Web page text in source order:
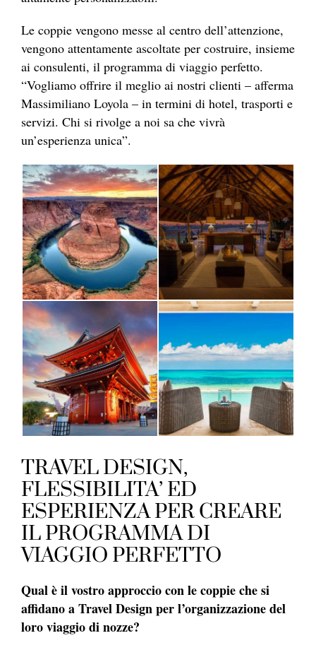
Le coppie vengono messe al centro dell’attenzione,
vengono attentamente ascoltate per costruire, insieme
ai consulenti, il programma di viaggio perfetto.
“Vogliamo offrire il meglio ai nostri clienti – afferma
Massimiliano Loyola – in termini di hotel, trasporti e
servizi. Chi si rivolge a noi sa che vivrà
un’esperienza unica”.
TRAVEL DESIGN,
FLESSIBILITA’ ED
ESPERIENZA PER CREARE
IL PROGRAMMA DI
VIAGGIO PERFETTO
Qual è il vostro approccio con le coppie che si
affidano a Travel Design per l’organizzazione del
loro viaggio di nozze?